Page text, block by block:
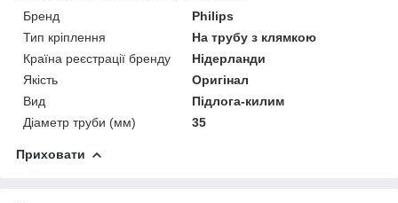
Бренд
Philips
Тип кріплення
На трубу з клямкою
Країна реєстрації бренду
Нідерланди
Якість
Оригінал
Вид
Підлога-килим
Діаметр труби (мм)
35
Приховати